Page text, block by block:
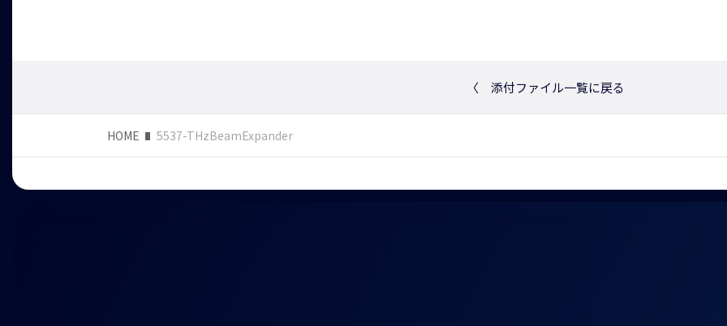
〈 添付ファイル一覧に戻る
5537-THzBeamExpander